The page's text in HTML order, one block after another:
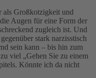
als Großkotzigkeit und
Augen für eine Form der
zugleich ist. Und
stark narzisstisch
sein kann – bis hin zum
viel „Gehen Sie zu einem
Könnte ich da nicht